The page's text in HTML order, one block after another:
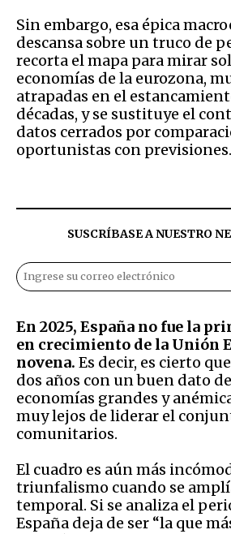
Sin embargo, esa épica
descansa sobre un truco de
recorta el mapa para mirar
economías de la eurozona,
atrapadas en el
décadas, y se sustituye el
datos cerrados por
oportunistas con previsiones.
SUSCRÍBASE A NUESTRO
En 2025, España no fue la
en crecimiento de la Unión
novena. Es decir, es cierto
dos años con un buen dato
economías grandes y
muy lejos de liderar el
comunitarios.
El cuadro es aún más
triunfalismo cuando se
temporal. Si se analiza el
España deja de ser “la que